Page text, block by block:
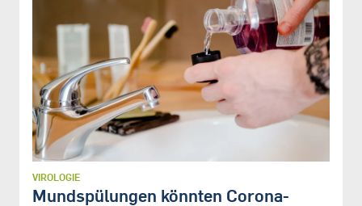
VIROLOGIE
Mundspülungen könnten Corona-